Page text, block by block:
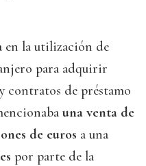
en la utilización de
para adquirir
y contratos de préstamo
una venta de
de euros a una
por parte de la